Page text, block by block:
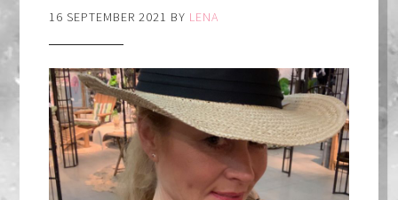
16 SEPTEMBER 2021 BY LENA